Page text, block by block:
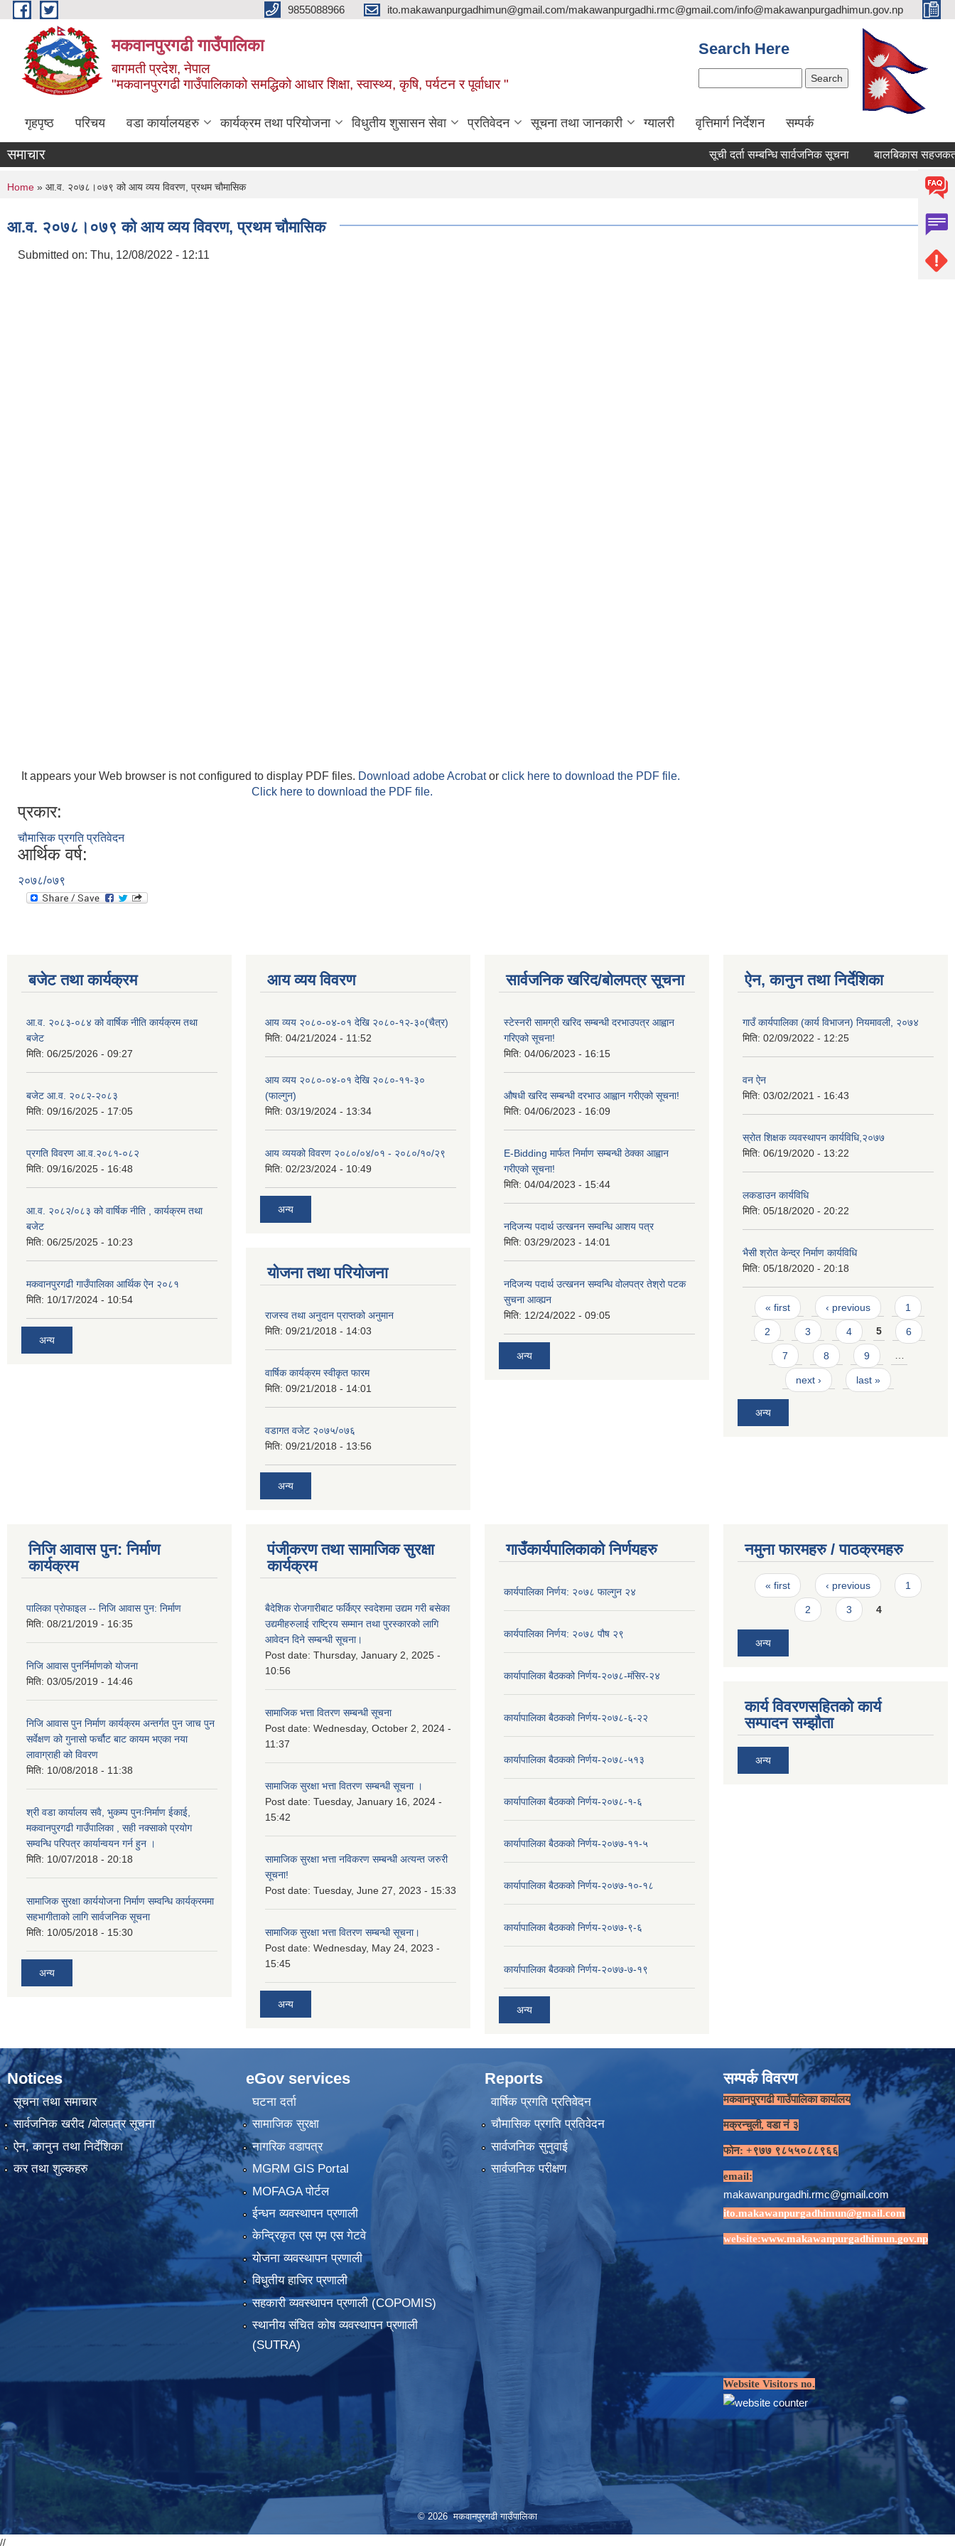
Skip to main content 9855088966 ito.makawanpurgadhimun@gmail.com/makawanpurgadhi.rmc@gmail.com/info@makawanpurgadhimun.gov.np
मकवानपुरगढी गाउँपालिका
बागमती प्रदेश, नेपाल
"मकवानपुरगढी गाउँपालिकाको समद्धिको आधार शिक्षा, स्‍वास्‍थ्‍य, कृषि, पर्यटन र पूर्वाधार "
Search Here
गृहपृष्ठ परिचय वडा कार्यालयहरु कार्यक्रम तथा परियोजना विधुतीय शुसासन सेवा प्रतिवेदन सूचना तथा जानकारी ग्यालरी वृत्तिमार्ग निर्देशन सम्पर्क
समाचार सूची दर्ता सम्बन्धि सार्वजनिक सूचना बालबिकास सहजकर्ता
You are here
Home » आ.व. २०७८।०७९ को आय व्यय विवरण, प्रथम चौमासिक
आ.व. २०७८।०७९ को आय व्यय विवरण, प्रथम चौमासिक
Submitted on: Thu, 12/08/2022 - 12:11
It appears your Web browser is not configured to display PDF files. Download adobe Acrobator click here to download the PDF file.
Click here to download the PDF file.
प्रकार:
चौमासिक प्रगति प्रतिवेदन
आर्थिक वर्ष:
२०७८/०७९
बजेट तथा कार्यक्रम
आ.व. २०८३-०८४ को वार्षिक नीति कार्यक्रम तथा
बजेट
मिति: 06/25/2026 - 09:27
बजेट आ.व. २०८२-२०८३
मिति: 09/16/2025 - 17:05
प्रगति विवरण आ.व.२०८१-०८२
मिति: 09/16/2025 - 16:48
आ.व. २०८२/०८३ को वार्षिक नीति , कार्यक्रम तथा
बजेट
मिति: 06/25/2025 - 10:23
मकवानपुरगढी गाउँपालिका आर्थिक ‌‌‌ऐन २०८१
मिति: 10/17/2024 - 10:54
अन्य
आय व्यय विवरण
आय व्यय २०८०-०४-०१ देखि २०८०-१२-३०(चैत्र)
मिति: 04/21/2024 - 11:52
आय व्यय २०८०-०४-०१ देखि २०८०-११-३०
(फाल्गुन)
मिति: 03/19/2024 - 13:34
आय व्ययको विवरण २०८०/०४/०१ - २०८०/१०/२९
मिति: 02/23/2024 - 10:49
अन्य
योजना तथा परियोजना
राजस्व तथा अनुदान प्राप्तको अनुमान
मिति: 09/21/2018 - 14:03
वार्षिक कार्यक्रम स्वीकृत फारम
मिति: 09/21/2018 - 14:01
वडागत वजेट २०७५/०७६
मिति: 09/21/2018 - 13:56
अन्य
सार्वजनिक खरिद/बोलपत्र सूचना
स्टेस्नरी सामग्री खरिद सम्बन्धी दरभाउपत्र आह्वान
गरिएको सूचना!
मिति: 04/06/2023 - 16:15
औषधी खरिद सम्बन्धी दरभाउ आह्वान गरीएको सूचना!
मिति: 04/06/2023 - 16:09
E-Bidding मार्फत निर्माण सम्बन्धी ठेक्का आह्वान
गरीएको सूचना!
मिति: 04/04/2023 - 15:44
नदिजन्य पदार्थ उत्खनन सम्वन्धि आशय पत्र
मिति: 03/29/2023 - 14:01
नदिजन्य पदार्थ उत्खनन सम्वन्धि वोलपत्र तेश्रो पटक
सुचना आव्ह्यन
मिति: 12/24/2022 - 09:05
अन्य
ऐन, कानुन तथा निर्देशिका
गाउँ कार्यपालिका (कार्य विभाजन) नियमावली, २०७४
मिति: 02/09/2022 - 12:25
वन ऐन
मिति: 03/02/2021 - 16:43
स्रोत शिक्षक व्यवस्थापन कार्यविधि,२०७७
मिति: 06/19/2020 - 13:22
लकडाउन कार्यविधि
मिति: 05/18/2020 - 20:22
भैसी श्रोत केन्द्र निर्माण कार्यविधि
मिति: 05/18/2020 - 20:18
Pages
« first ‹ previous 1
2 3 4 5 6
7 8 9 …
next › last »
अन्य
निजि आवास पुन: निर्माण
कार्यक्रम
पालिका प्राेफाइल -- निजि आवास पुन: निर्माण
मिति: 08/21/2019 - 16:35
निजि आवास पुनर्निर्माणको योजना
मिति: 03/05/2019 - 14:46
निजि आवास पुन निर्माण कार्यक्रम अन्तर्गत पुन जाच पुन
सर्वेक्षण को गुनासो फर्चौट बाट कायम भएका नया
लावाग्राही को विवरण
मिति: 10/08/2018 - 11:38
श्री वडा कार्यालय सवै, भुकम्प पुनःनिर्माण ईकाई,
मकवानपुरगढी गाउँपालिका , सही नक्साको प्रयोग
सम्वन्धि परिपत्र कार्यान्वयन गर्न हुन ।
मिति: 10/07/2018 - 20:18
सामाजिक सुरक्षा कार्ययोजना निर्माण सम्वन्धि कार्यक्रममा
सहभागीताको लागि सार्वजनिक सूचना
मिति: 10/05/2018 - 15:30
अन्य
पंजीकरण तथा सामाजिक सुरक्षा
कार्यक्रम
बैदेशिक रोजगारीबाट फर्किएर स्वदेशमा उद्यम गरी बसेका
उद्यमीहरुलाई राष्‍ट्रिय सम्मान तथा पुरस्कारको लागि
आवेदन दिने सम्बन्धी सूचना।
Post date: Thursday, January 2, 2025 -
10:56
सामाजिक भत्ता वितरण सम्बन्धी सूचना
Post date: Wednesday, October 2, 2024 -
11:37
सामाजिक सुरक्षा भत्ता वितरण सम्बन्धी सूचना ।
Post date: Tuesday, January 16, 2024 -
15:42
सामाजिक सुरक्षा भत्ता नविकरण सम्बन्धी अत्यन्त जरुरी
सूचना!
Post date: Tuesday, June 27, 2023 - 15:33
सामाजिक सुरक्षा भत्ता वितरण सम्बन्धी सूचना।
Post date: Wednesday, May 24, 2023 -
15:45
अन्य
गाउँकार्यपालिकाको निर्णयहरु
कार्यपालिका निर्णय: २०७८ फाल्गुन २४
कार्यपालिका निर्णय: २०७८ पौष २९
कार्यापालिका बैठकको निर्णय-२०७८-मंसिर-२४
कार्यापालिका बैठकको निर्णय-२०७८-६-२२
कार्यापालिका बैठकको निर्णय-२०७८-५१३
कार्यापालिका बैठकको निर्णय-२०७८-१-६
कार्यापालिका बैठकको निर्णय-२०७७-११-५
कार्यापालिका बैठकको निर्णय-२०७७-१०-१८
कार्यापालिका बैठकको निर्णय-२०७७-९-६
कार्यापालिका बैठकको निर्णय-२०७७-७-१९
अन्य
नमुना फारमहरु / पाठक्रमहरु
Pages
« first ‹ previous 1
2 3 4
अन्य
कार्य विवरणसहितको कार्य
सम्पादन सम्झौता
अन्य
Notices
सूचना तथा समाचार
सार्वजनिक खरीद /बोलपत्र सूचना
ऐन, कानुन तथा निर्देशिका
कर तथा शुल्कहरु
eGov services
घटना दर्ता
सामाजिक सुरक्षा
नागरिक वडापत्र
MGRM GIS Portal
MOFAGA पोर्टल
ईन्धन व्यवस्थापन प्रणाली
केन्द्रिकृत एस एम एस गेटवे
योजना व्यवस्थापन प्रणाली
विधुतीय हाजिर प्रणाली
सहकारी व्यवस्थापन प्रणाली (COPOMIS)
स्थानीय संचित कोष व्यवस्थापन प्रणाली
(SUTRA)
Reports
वार्षिक प्रगति प्रतिवेदन
चौमासिक प्रगति प्रतिवेदन
सार्वजनिक सुनुवाई
सार्वजनिक परीक्षण
सम्पर्क विवरण
मकवानपुरगढी गाउँपालिका कार्यालय
मक्रन्चुली, वडा नं ३
फोन: +९७७ ९८५५०८८९६६
email:
makawanpurgadhi.rmc@gmail.com
ito.makawanpurgadhimun@gmail.com
website:www.makawanpurgadhimun.gov.np
Website Visitors no.
© 2026 मकवानपुरगढी गाउँपालिका
//